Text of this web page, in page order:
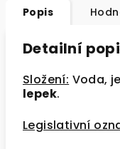
Popis
Detailní
Složení: Voda,
lepek.
Legislativní